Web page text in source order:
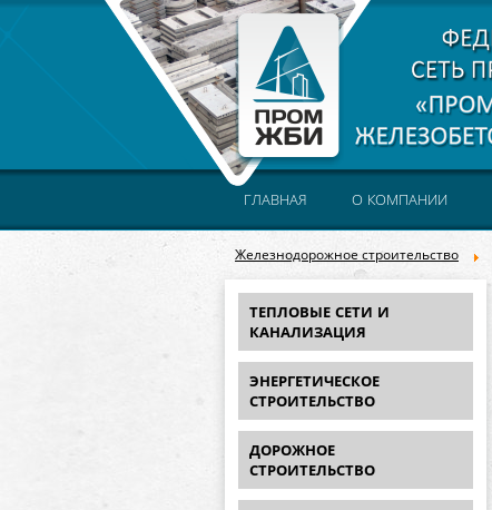
Железнодорожное строительство
ГЛАВНАЯ О КОМПАНИИ
ТЕПЛОВЫЕ СЕТИ И
КАНАЛИЗАЦИЯ
ЭНЕРГЕТИЧЕСКОЕ
СТРОИТЕЛЬСТВО
ДОРОЖНОЕ
СТРОИТЕЛЬСТВО